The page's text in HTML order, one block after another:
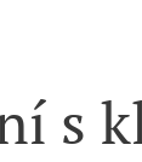
s